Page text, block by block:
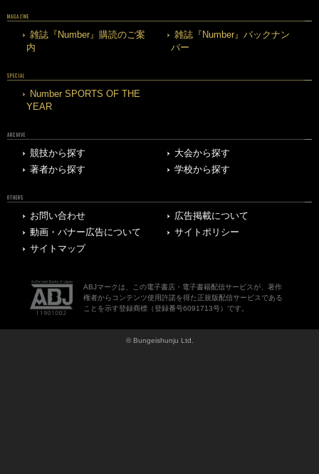
MAGAZINE
雑誌『Number』購読のご案
内
雑誌『Number』バックナン
バー
SPECIAL
Number SPORTS OF THE
YEAR
ARCHIVE
競技から探す
大会から探す
著者から探す
学校から探す
OTHERS
お問い合わせ
広告掲載について
動画・バナー広告について
サイトポリシー
サイトマップ
ABJマークは、この電子書店・電子書籍配信サービスが、著作
権者からコンテンツ使用許諾を得た正規版配信サービスである
ことを示す登録商標（登録番号6091713号）です。
© Bungeishunju Ltd.